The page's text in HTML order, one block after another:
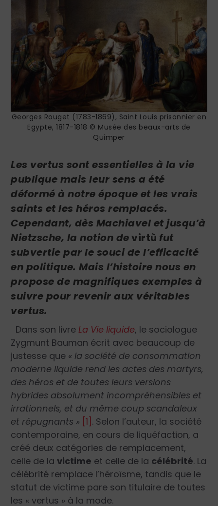
Georges Rouget (1783-1869), Saint Louis prisonnier en
Egypte, 1817-1818 © Musée des beaux-arts de
Quimper
Les vertus sont essentielles à la vie
publique mais leur sens a été
déformé à notre époque et les vrais
saints et les héros remplacés.
Cependant, dès Machiavel et jusqu’à
Nietzsche, la notion devirtù fut
subvertie par le souci de l’efficacité
en politique. Mais l’histoire nous en
propose de magnifiques exemples à
suivre pour revenir aux véritables
vertus.
Dans son livreLa Vie liquide, le sociologue
Zygmunt Bauman écrit avec beaucoup de
justesse que « la société de consommation
moderne liquide rend les actes des martyrs,
des héros et de toutes leurs versions
hybrides absolument incompréhensibles et
irrationnels, et du même coup scandaleux
et répugnants » [1] . Selon l’auteur, la société
contemporaine, en cours de liquéfaction, a
créé deux catégories de remplacement,
celle de lavictime et celle de la célébrité. La
célébrité remplace l’héroïsme, tandis que le
statut de victime pare son titulaire de toutes
les « vertus » à la mode.